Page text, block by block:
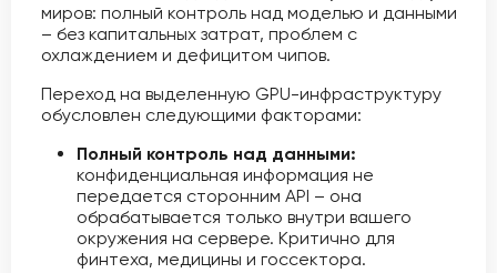
миров: полный контроль над моделью и данными
– без капитальных затрат, проблем с
охлаждением и дефицитом чипов.
Переход на выделенную GPU-инфраструктуру
обусловлен следующими факторами:
Полный контроль над данными:
конфиденциальная информация не
передается сторонним API – она
обрабатывается только внутри вашего
окружения на сервере. Критично для
финтеха, медицины и госсектора.